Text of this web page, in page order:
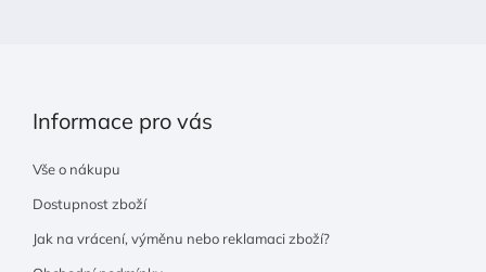
Informace pro vás
Vše o nákupu
Dostupnost zboží
Jak na vrácení, výměnu nebo reklamaci zboží?